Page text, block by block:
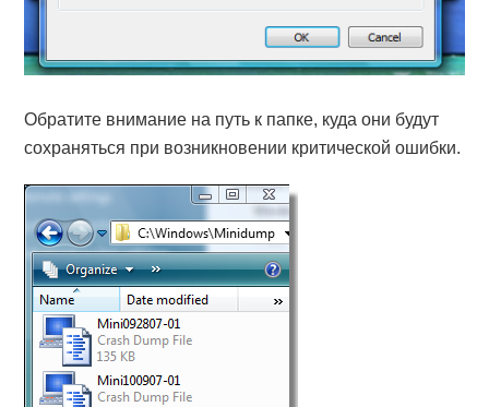
Обратите внимание на путь к папке, куда они будут
сохраняться при возникновении критической ошибки.